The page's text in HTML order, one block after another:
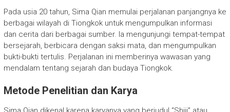
Pada usia 20 tahun, Sima Qian memulai perjalanan panjangnya ke
berbagai wilayah di Tiongkok untuk mengumpulkan informasi
dan cerita dari berbagai sumber. Ia mengunjungi tempat-tempat
bersejarah, berbicara dengan saksi mata, dan mengumpulkan
bukti-bukti tertulis. Perjalanan ini memberinya wawasan yang
mendalam tentang sejarah dan budaya Tiongkok.
Metode Penelitian dan Karya